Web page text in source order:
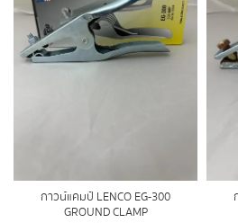
กาวน์แคมป์ LENCO EG-300
GROUND CLAMP